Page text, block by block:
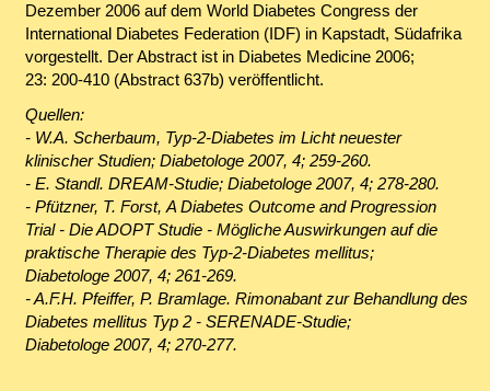
Dezember 2006 auf dem World Diabetes Congress der
International Diabetes Federation (IDF) in Kapstadt, Südafrika
vorgestellt. Der Abstract ist in Diabetes Medicine 2006;
23: 200-410 (Abstract 637b) veröffentlicht.
Quellen:
- W.A. Scherbaum, Typ-2-Diabetes im Licht neuester
klinischer Studien; Diabetologe 2007, 4; 259-260.
- E. Standl. DREAM-Studie; Diabetologe 2007, 4; 278-280.
- Pfützner, T. Forst, A Diabetes Outcome and Progression
Trial- Die ADOPT Studie - Mögliche Auswirkungen auf die
praktische Therapie des Typ-2-Diabetes mellitus;
Diabetologe 2007, 4; 261-269.
- A.F.H. Pfeiffer, P. Bramlage. Rimonabant zur Behandlung des
Diabetes mellitus Typ 2 - SERENADE-Studie;
Diabetologe 2007, 4; 270-277.